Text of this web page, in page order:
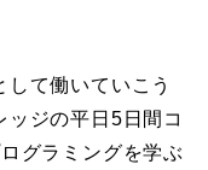
て働いていこう
ッジの平日5日間コ
グラミングを学ぶ